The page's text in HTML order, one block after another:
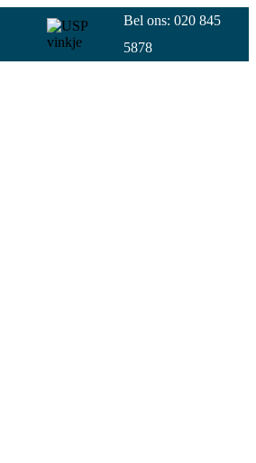
Bel ons: 020 845
5878